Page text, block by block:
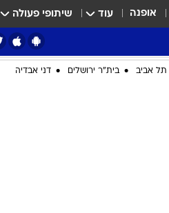
אופנה עוד שיתופי פעולה
תל אביב בית"ר ירושלים דני אבדיה